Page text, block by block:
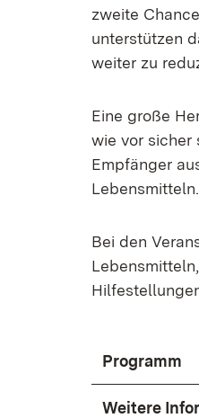
zweite
unterstützen
weiter zu
Eine große
wie vor sicher
Empfänger
Bei den
Programm
Weitere